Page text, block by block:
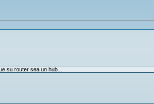
su router sea un hub...